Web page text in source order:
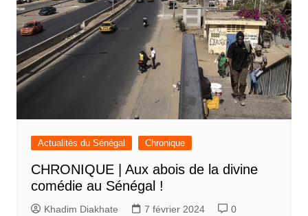
Actualités du Sénégal Chronique
CHRONIQUE | Aux abois de la divine
comédie au Sénégal !
Khadim Diakhate 7 février 2024 0